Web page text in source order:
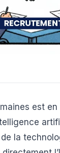
est
la